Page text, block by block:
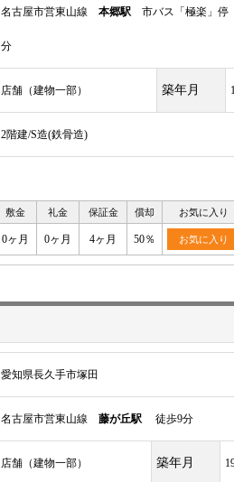
名古屋市営東山線 本郷駅 市バス「極楽」
分
店舗（建物一部） 築年月
2階建/S造(鉄骨造)
敷金 礼金 保証金 償却 お気に入り
0ヶ月 0ヶ月 4ヶ月 50％ お気に入り
愛知県長久手市塚田
名古屋市営東山線 藤が丘駅 徒歩9分
店舗（建物一部） 築年月